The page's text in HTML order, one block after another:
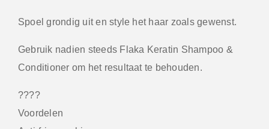
Spoel grondig uit en style het haar zoals gewenst.
Gebruik nadien steeds Flaka Keratin Shampoo &
Conditioner om het resultaat te behouden.
????
Voordelen